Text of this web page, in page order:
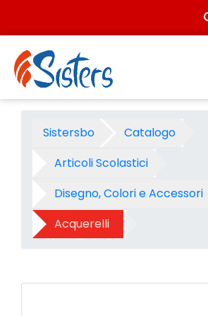
Acquerelli Giotto
Sistersbo
Catalogo
Articoli Scolastici
Disegno, Colori e Accessori
Acquerelli